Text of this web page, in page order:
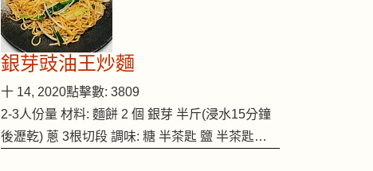
銀芽豉油王炒麵
十 14, 2020點擊數: 3809
2-3人份量 材料: 麵餅 2 個 銀芽 半斤(浸水15分鐘
後瀝乾) 蔥 3根切段 調味: 糖 半茶匙 鹽 半茶匙…